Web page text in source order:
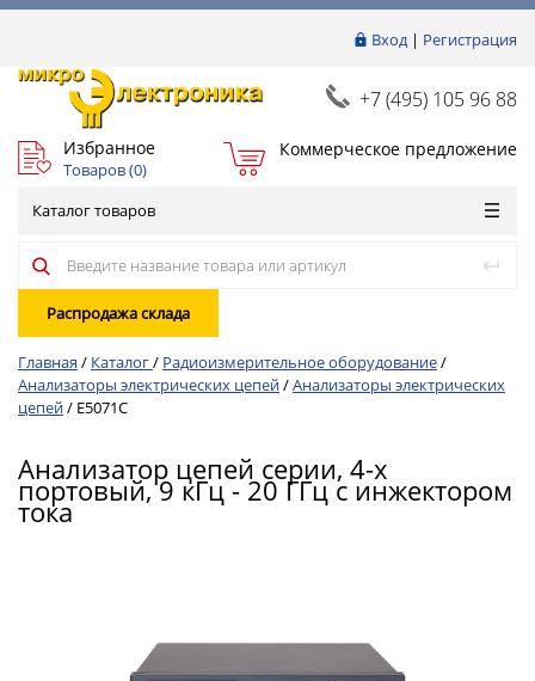
Вход| Регистрация
+7 (495) 105 96 88
Избранное
Товаров (0)
Коммерческое предложение
Каталог товаров
Распродажа склада
Главная / Каталог/ Радиоизмерительное оборудование/
Анализаторы электрических цепей/Анализаторы электрических
цепей/ E5071C
Анализатор цепей серии, 4-х
портовый, 9 кГц - 20 ГГц с инжектором
тока